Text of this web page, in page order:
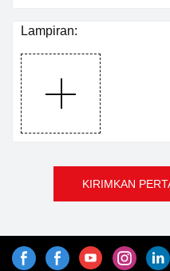
Lampiran:
KIRIMKAN